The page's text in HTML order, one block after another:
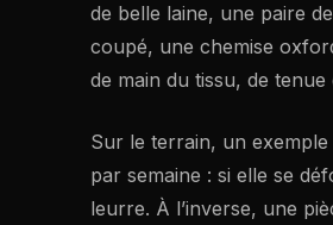
de belle laine, une paire
coupé, une chemise
de main du tissu, de
Sur le terrain, un
par semaine : si elle se
leurre. À l’inverse, une